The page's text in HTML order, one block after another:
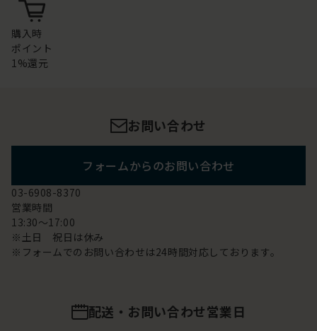
購入時
ポイント
1%還元
お問い合わせ
フォームからのお問い合わせ
03-6908-8370
営業時間
13:30～17:00
※土日 祝日は休み
※フォームでのお問い合わせは24時間対応しております。
配送・お問い合わせ営業日